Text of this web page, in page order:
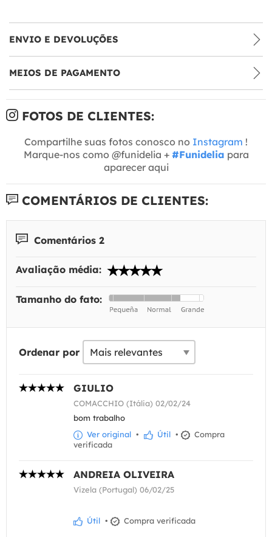
ENVIO E DEVOLUÇÕES
MEIOS DE PAGAMENTO
FOTOS DE CLIENTES:
Compartilhe suas fotos conosco no Instagram !
Marque-nos como @funidelia + #Funidelia para
aparecer aqui
COMENTÁRIOS DE CLIENTES:
Comentários 2
Avaliação média:
Tamanho do fato:
Ordenar por
GIULIO
COMACCHIO (Itália) 02/02/24
bom trabalho
Ver original • Útil •
Compra
verificada
ANDREIA OLIVEIRA
Vizela (Portugal) 06/02/25
Útil • Compra verificada